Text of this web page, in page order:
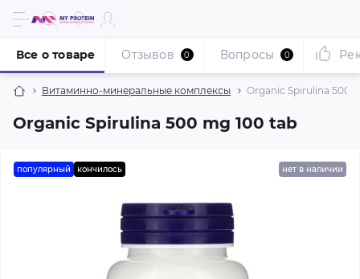
Витаминно-минеральные комплексы Organic Spirulina 500
Organic Spirulina 500 mg 100 tab
Все о товаре Отзывов 0 Вопросы 0
популярный кончилось нет в наличии